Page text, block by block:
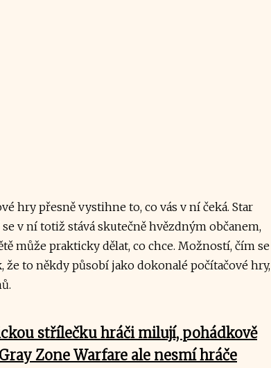
hry přesně vystihne to, co vás v ní čeká. Star
v ní totiž stává skutečně hvězdným občanem,
může prakticky dělat, co chce. Možností, čím se
to někdy působí jako dokonalé počítačové hry,
střílečku hráči milují, pohádkově
Zone Warfare ale nesmí hráče